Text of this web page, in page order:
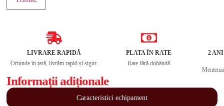
LIVRARE RAPIDĂ
Oriunde în țară, livrăm rapid și sigur.
PLATA ÎN RATE
Rate fără dobândă
2
Informații adiționale
Caracteristici echipament